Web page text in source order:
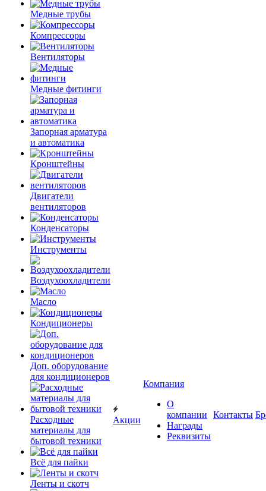
Медные трубы
Компрессоры
Вентиляторы
Медные фитинги
Запорная арматура
и автоматика
Кронштейны
Двигатели
вентиляторов
Конденсаторы
Инструменты
Воздухоохладители
Масло
Кондиционеры
Доп. оборудование
для кондиционеров
Расходные
материалы для
бытовой техники
Всё для пайки
Ленты и скотч
Акции
Компания
О
компании
Награды
Реквизиты
Контакты